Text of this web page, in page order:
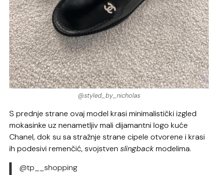
@styled_by_nicholas
S prednje strane ovaj model krasi minimalistički izgled
mokasinke uz nenametljiv mali dijamantni logo kuće
Chanel, dok su sa stražnje strane cipele otvorene i krasi
ih podesivi remenčić, svojstvenslingbackmodelima.
@tp__shopping